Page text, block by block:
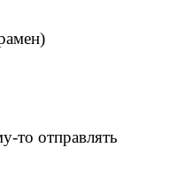
то отправлять